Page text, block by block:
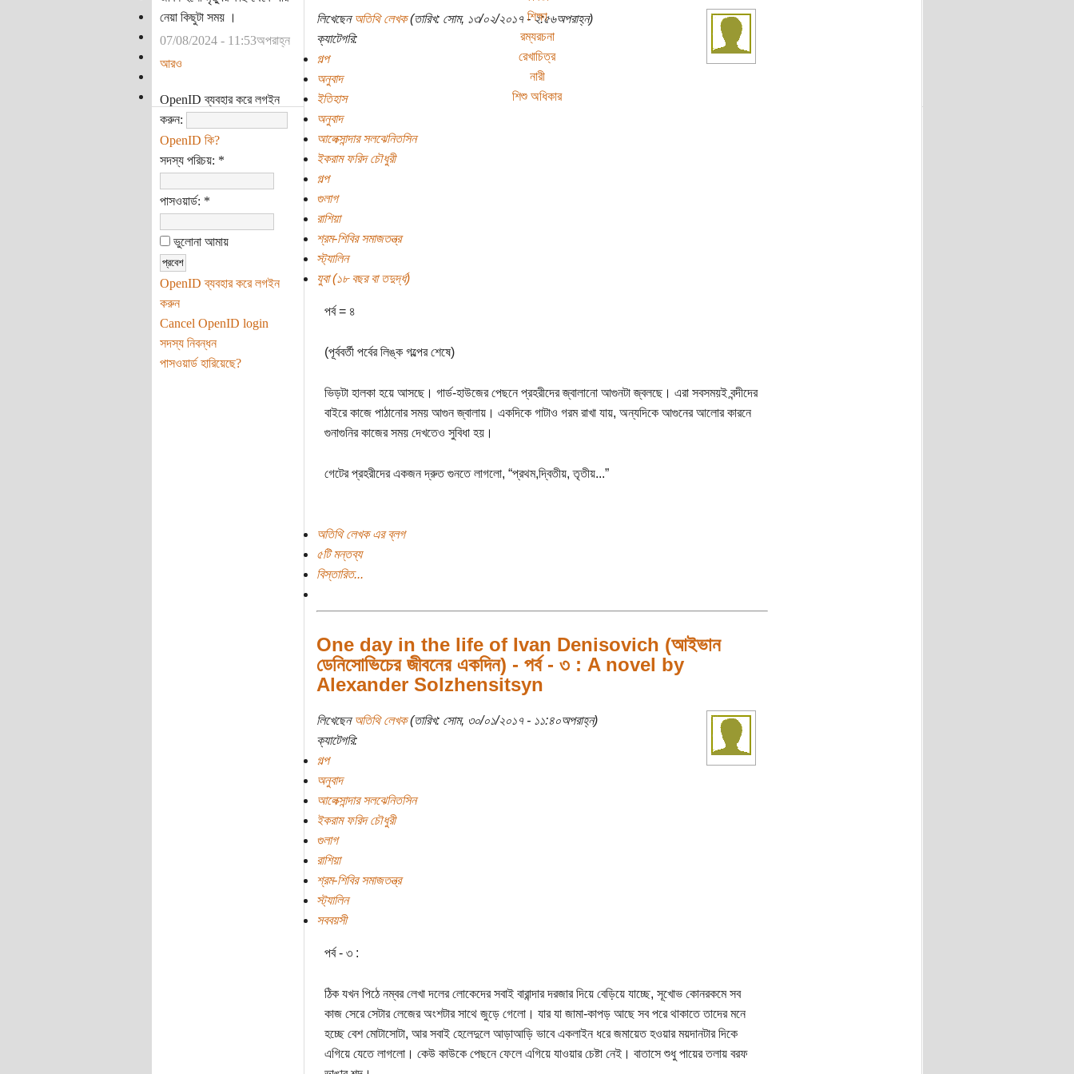
শিক্ষা
রম্যরচনা
রেখাচিত্র
নারী
শিশু অধিকার
নেয়া কিছুটা সময় ।
07/08/2024 - 11:53অপরাহ্ন
আরও
OpenID ব্যবহার করে লগইন
করুন:
OpenID কি?
সদস্য পরিচয়: *
পাসওয়ার্ড: *
ভুলোনা আমায়
OpenID ব্যবহার করে লগইন
করুন
Cancel OpenID login
সদস্য নিবন্ধন
পাসওয়ার্ড হারিয়েছে?
লিখেছেনঅতিথি লেখক(তারিখ: সোম, ১৩/০২/২০১৭ - ২:৫৬অপরাহ্ন)
ক্যাটেগরি:
গল্প
অনুবাদ
ইতিহাস
অনুবাদ
আলেক্সান্দার সলঝেনিতসিন
ইকরাম ফরিদ চৌধুরী
গল্প
গুলাগ
রাশিয়া
শ্রম-শিবির সমাজতন্ত্র
স্ট্যালিন
যুবা (১৮ বছর বা তদুর্দ্ধ)
পর্ব = ৪
(পূর্ববর্তী পর্বের লিঙ্ক গল্পের শেষে)
ভিড়টা হালকা হয়ে আসছে। গার্ড-হাউজের পেছনে প্রহরীদের জ্বালানো আগুনটা জ্বলছে। এরা সবসময়ই বন্দীদের
বাইরে কাজে পাঠানোর সময় আগুন জ্বালায়। একদিকে গাটাও গরম রাখা যায়, অন্যদিকে আগুনের আলোর কারনে
গুনাগুনির কাজের সময় দেখতেও সুবিধা হয়।
গেটের প্রহরীদের একজন দ্রুত গুনতে লাগলো, “প্রথম,দ্বিতীয়, তৃতীয়...”
অতিথি লেখক এর ব্লগ
৫টি মন্তব্য
বিস্তারিত...
One day in the life of Ivan Denisovich (আইভান
ডেনিসোভিচের জীবনের একদিন) - পর্ব - ৩ : A novel by
Alexander Solzhensitsyn
লিখেছেনঅতিথি লেখক(তারিখ: সোম, ৩০/০১/২০১৭ - ১১:৪০অপরাহ্ন)
ক্যাটেগরি:
গল্প
অনুবাদ
আলেক্সান্দার সলঝেনিতসিন
ইকরাম ফরিদ চৌধুরী
গুলাগ
রাশিয়া
শ্রম-শিবির সমাজতন্ত্র
স্ট্যালিন
সববয়সী
পর্ব - ৩ :
ঠিক যখন পিঠে নম্বর লেখা দলের লোকেদের সবাই বারান্দার দরজার দিয়ে বেড়িয়ে যাচ্ছে, সূখোভ কোনরকমে সব
কাজ সেরে সেটার লেজের অংশটার সাথে জুড়ে গেলো। যার যা জামা-কাপড় আছে সব পরে থাকাতে তাদের মনে
হচ্ছে বেশ মোটাসোটা, আর সবাই হেলেদুলে আড়াআড়ি ভাবে একলাইন ধরে জমায়েত হওয়ার ময়দানটার দিকে
এগিয়ে যেতে লাগলো। কেউ কাউকে পেছনে ফেলে এগিয়ে যাওয়ার চেষ্টা নেই। বাতাসে শুধু পায়ের তলায় বরফ